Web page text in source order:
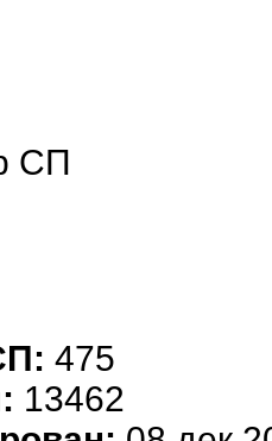
СП
475
13462